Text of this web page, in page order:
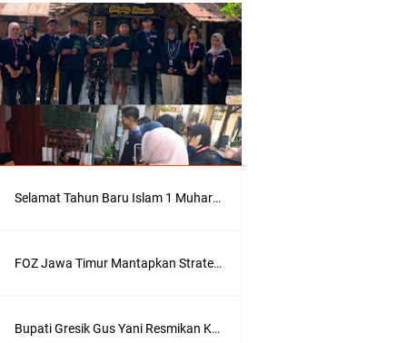
Selamat Tahun Baru Islam 1 Muharram 1448 H: Pesan Hijrah Drs. H. Husnul Aqib, M.M. untuk Negeri
FOZ Jawa Timur Mantapkan Strategi Semester II 2026, Fokus pada Penguatan SDM Amil dan Kolaborasi BerdampakNarasi
Bupati Gresik Gus Yani Resmikan Kantor Desa Sidoraharjo: Simbol Komitmen Pelayanan Publik dan Kepedulian Sosial